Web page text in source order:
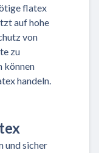
flatex
auf hohe
von
zu
können
handeln.
und sicher